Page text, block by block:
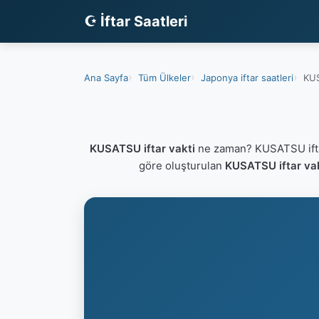
☪ İftar Saatleri
Ana Sayfa Tüm Ülkeler Japonya iftar saatleri
KUSATSU iftar vakti ne zaman? KUSATSU
göre oluşturulan KUSATSU iftar